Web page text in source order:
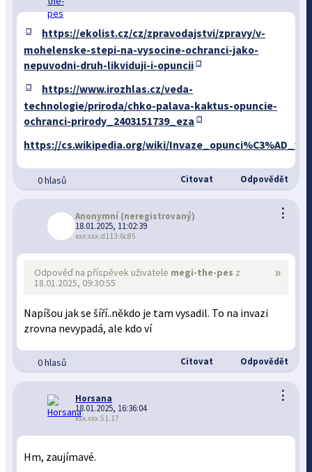
https://ekolist.cz/cz/zpravodajstvi/zpravy/v-
mohelenske-stepi-na-vysocine-ochranci-jako-
nepuvodni-druh-likviduji-i-opuncii
https://www.irozhlas.cz/veda-
technologie/priroda/chko-palava-kaktus-opuncie-
ochranci-prirody_2403151739_eza
https://cs.wikipedia.org/wiki/
0 hlasů Citovat Odpovědět
⋮
Anonymní (neregistrovaný)
18.01.2025, 11:02:39
xxx:xxx.d113:6c85
»
Odpověď na příspěvek uživatele megi-the-pes z
18.01.2025, 09:30:55
Napíšou jak se šíří..někdo je tam vysadil. To na invazi
zrovna nevypadá, ale kdo ví
0 hlasů Citovat Odpovědět
⋮
Horsana
18.01.2025, 16:36:04
xxx.xxx.51.17
Hm, zaujímavé.